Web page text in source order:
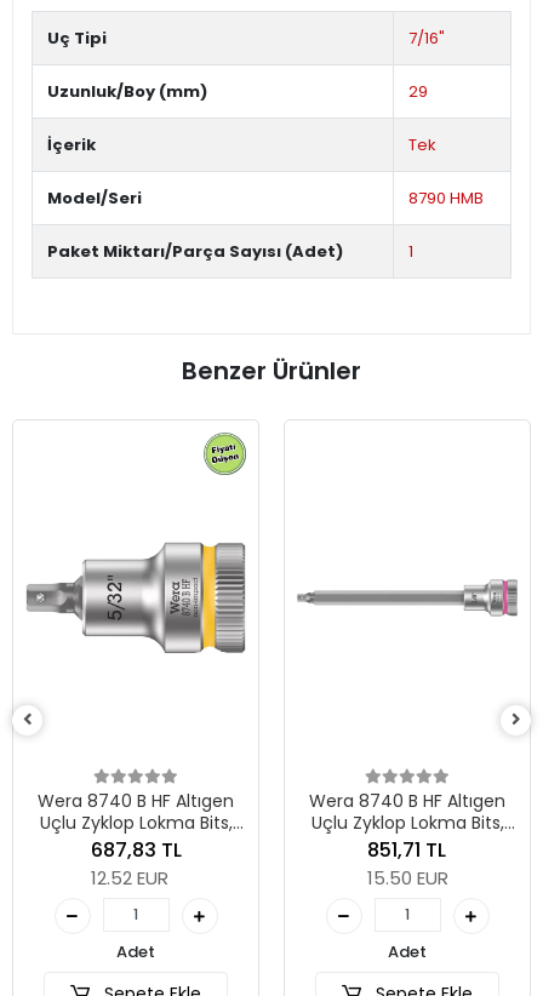
Uç Tipi 7/16"
Uzunluk/Boy (mm) 29
İçerik Tek
Model/Seri 8790 HMB
Paket Miktarı/Parça Sayısı (Adet) 1
Benzer Ürünler
Wera 8740 B HF Altıgen
Uçlu Zyklop Lokma Bits,
3/8" Soketli, Tutma
Fonksiyonlu, 5/32" x 35
mm
687,83 TL
12.52 EUR
Adet
Wera 8740 B HF Altıgen
Uçlu Zyklop Lokma Bits,
3/8" Soketli, Tutma
Fonksiyonlu, 1/8" x 107
mm
851,71 TL
15.50 EUR
Adet